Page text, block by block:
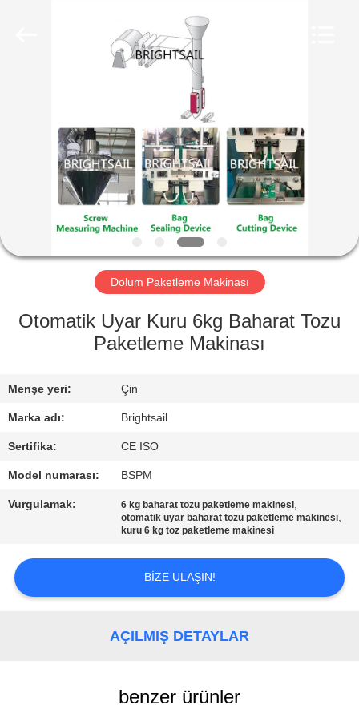
ÜRÜN:%
VİDEOLAR
HAKKIMIZDA
FABRIKA
KALITE
KONTROL
BIZIMLE
GEÇIN
HABERLER
Dolum Paketleme Makinası
Otomatik Uyar Kuru 6kg Baharat Tozu
Paketleme Makinası
Menşe yeri: Çin
Marka adı: Brightsail
Sertifika: CE ISO
Model numarası: BSPM
Vurgulamak: 6 kg baharat tozu paketleme makinesi,
otomatik uyar baharat tozu paketleme makinesi,
kuru 6 kg toz paketleme makinesi
BIZE ULAŞIN!
AÇILMIŞ DETAYLAR
benzer ürünler